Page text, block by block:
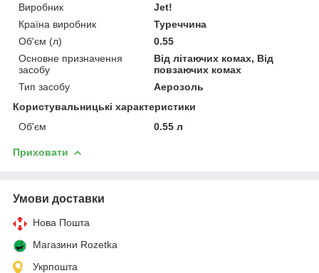
Виробник
Jet!
Країна виробник
Туреччина
Об'єм (л)
0.55
Основне призначення
засобу
Від літаючих комах, Від
повзаючих комах
Тип засобу
Аерозоль
Користувальницькі характеристики
Об'єм
0.55 л
Приховати
Умови доставки
Нова Пошта
Магазини Rozetka
Укрпошта